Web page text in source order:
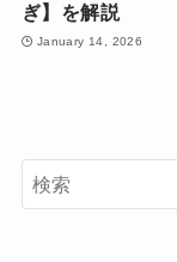
ぎ】を解説
January 14, 2026